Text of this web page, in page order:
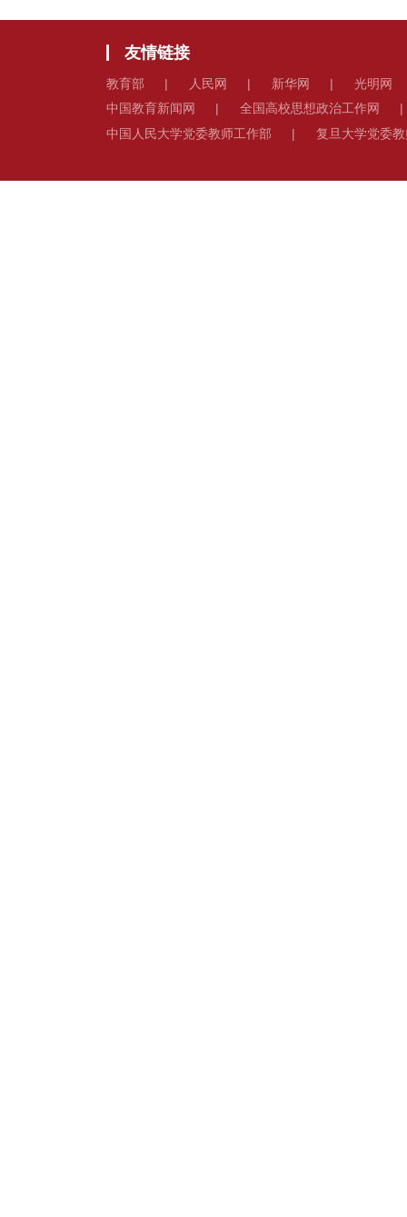
友情链接
教育部 | 人民网 | 新华网 |
光明网
中国教育新闻网
| 全国高校思想政治工作网
|
中国人民大学党委教师工作部
| 复旦大学党委